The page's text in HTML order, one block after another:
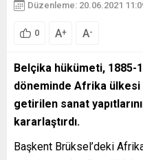
Düzenleme: 20.06.2021
0 A+ A-
Belçika hükümeti, 1885-
döneminde Afrika ülkesi
getirilen sanat
kararlaştırdı.
Başkent Brüksel’deki